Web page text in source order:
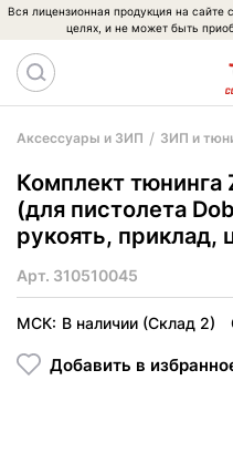
Вся лицензионная продукция на
целях, и не может быть
Аксессуары и ЗИП ЗИП и
Комплект тюнинга
(для пистолета
рукоять, приклад,
Арт. 310510045
МСК: В наличии (Склад 2)
Добавить в